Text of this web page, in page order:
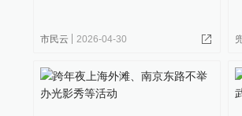
市民云 2026-04-30